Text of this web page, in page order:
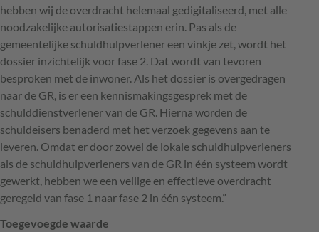
hebben wij de overdracht helemaal gedigitaliseerd, met alle
noodzakelijke autorisatiestappen erin. Pas als de
gemeentelijke schuldhulpverlener een vinkje zet, wordt het
dossier inzichtelijk voor fase 2. Dat wordt van tevoren
besproken met de inwoner. Als het dossier is overgedragen
naar de GR, is er een kennismakingsgesprek met de
schulddienstverlener van de GR. Hierna worden de
schuldeisers benaderd met het verzoek gegevens aan te
leveren. Omdat er door zowel de lokale schuldhulpverleners
als de schuldhulpverleners van de GR in één systeem wordt
gewerkt, hebben we een veilige en effectieve overdracht
geregeld van fase 1 naar fase 2 in één systeem.”
Toegevoegde waarde